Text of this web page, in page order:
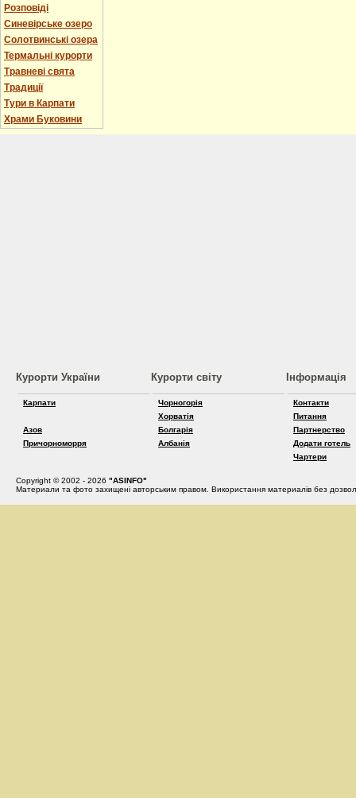
Розповіді
Синевірське озеро
Солотвинські озера
Термальні курорти
Травневі свята
Традиції
Тури в Карпати
Храми Буковини
Курорти України
Карпати
Азов
Причорноморря
Курорти світу
Чорногорія
Хорватія
Болгарія
Албанія
Інформація
Контакти
Питання
Партнерство
Додати готель
Чартери
Copyright © 2002 - 2026 "ASINFO"
Материали та фото захищені авторським правом. Використання материалів без